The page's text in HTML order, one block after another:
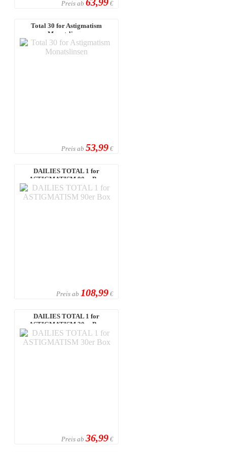
Preis ab €
Total 30 for Astigmatism
Monatslinsen
Preis ab 53,99 €
DAILIES TOTAL 1 for
ASTIGMATISM 90er Box
Preis ab 108,99 €
DAILIES TOTAL 1 for
ASTIGMATISM 30er Box
Preis ab 36,99 €